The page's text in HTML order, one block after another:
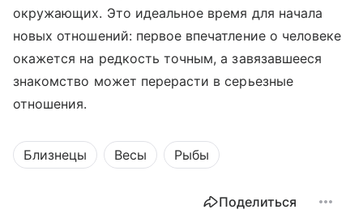
окружающих. Это идеальное время для начала
новых отношений: первое впечатление о человеке
окажется на редкость точным, а завязавшееся
знакомство может перерасти в серьезные
отношения.
Близнецы Весы Рыбы
Поделиться